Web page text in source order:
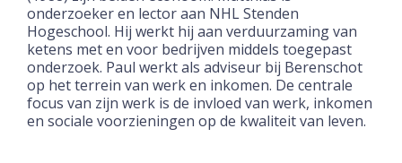
onderzoeker en lector aan NHL Stenden
Hogeschool. Hij werkt hij aan verduurzaming van
ketens met en voor bedrijven middels toegepast
onderzoek. Paul werkt als adviseur bij Berenschot
op het terrein van werk en inkomen. De centrale
focus van zijn werk is de invloed van werk, inkomen
en sociale voorzieningen op de kwaliteit van leven.